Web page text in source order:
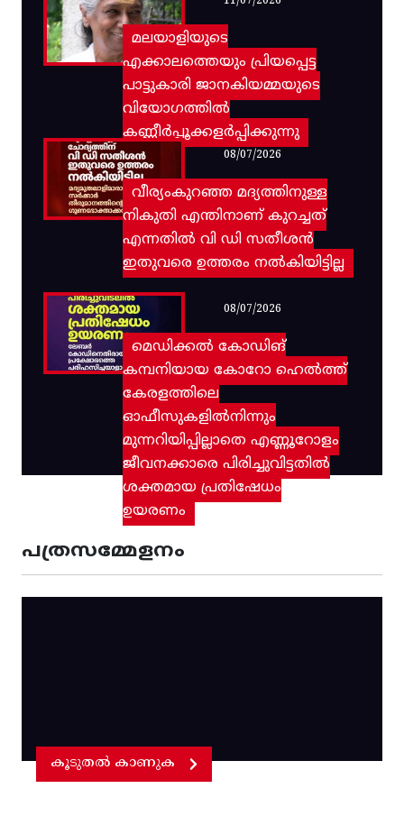
മലയാളിയുടെ
എക്കാലത്തെയും പ്രിയപ്പെട്ട
പാട്ടുകാരി ജാനകിയമ്മയുടെ
വിയോഗത്തിൽ
കണ്ണീർപ്പൂക്കളർപ്പിക്കുന്നു
വീര്യംകുറഞ്ഞ മദ്യത്തിനുള്ള
നികുതി എന്തിനാണ് കുറച്ചത്
എന്നതിൽ വി ഡി സതീശൻ
ഇതുവരെ ഉത്തരം നൽകിയിട്ടില്ല
08/07/2026
മെഡിക്കൽ കോഡിങ്
കമ്പനിയായ കോറോ ഹെൽത്ത്
കേരളത്തിലെ
ഓഫീസുകളിൽനിന്നും
മുന്നറിയിപ്പില്ലാതെ എണ്ണൂറോളം
ജീവനക്കാരെ പിരിച്ചുവിട്ടതിൽ‌
ശക്തമായ പ്രതിഷേധം
ഉയരണം
08/07/2026
പത്രസമ്മേളനം
കൂടുതൽ കാണുക